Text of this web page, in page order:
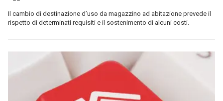
Il cambio di destinazione d’uso da magazzino ad abitazione prevede il
rispetto di determinati requisiti e il sostenimento di alcuni costi.